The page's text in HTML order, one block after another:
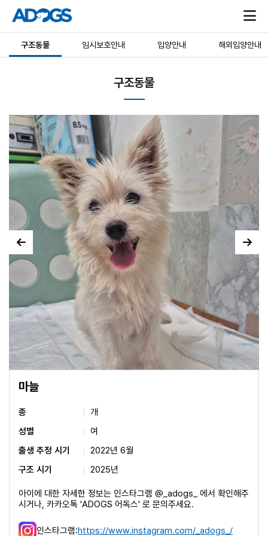
구조동물 임시보호안내 입양안내 해외입양안내
구조동물
마늘
종
개
성별
여
출생 추정 시기
2022년 6월
구조 시기
2025년
아이에 대한 자세한 정보는 인스타그램 @_adogs_ 에서 확인해주
시거나, 카카오톡 'ADOGS 어독스' 로 문의주세요.
인스타그램:https://www.instagram.com/_adogs_/